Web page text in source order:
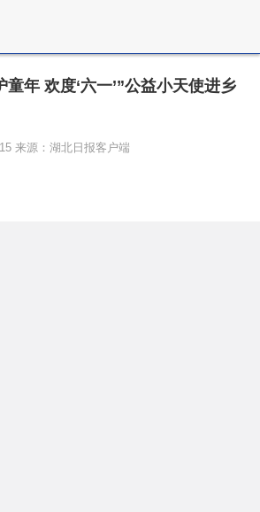
年 欢度‘六一’”公益小天使进乡
来源：湖北日报客户端